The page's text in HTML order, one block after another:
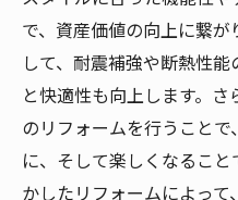
住まい
倉敷市の特性を
ニング
理想の住まいを
の選択肢
で、資産価値の向上に繋
して、耐震補強や断熱性
と快適性も向上します。
のリフォームを行うこと
に、そして楽しくなるこ